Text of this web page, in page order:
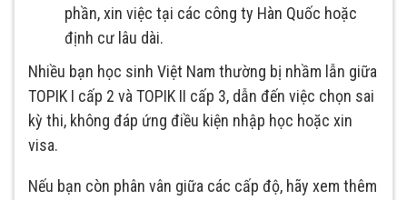
phần, xin việc tại các công ty Hàn Quốc hoặc
định cư lâu dài.
Nhiều bạn học sinh Việt Nam thường bị nhầm lẫn giữa
TOPIK I cấp 2 và TOPIK II cấp 3, dẫn đến việc chọn sai
kỳ thi, không đáp ứng điều kiện nhập học hoặc xin
visa.
Nếu bạn còn phân vân giữa các cấp độ, hãy xem thêm